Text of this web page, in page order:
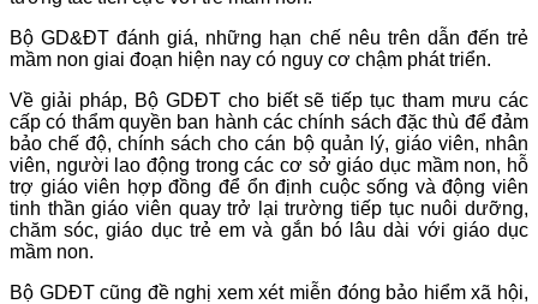
Bộ GD&ĐT đánh giá, những hạn chế nêu trên dẫn đến trẻ
mầm non giai đoạn hiện nay có nguy cơ chậm phát triển.
Về giải pháp, Bộ GDĐT cho biết sẽ tiếp tục tham mưu các
cấp có thẩm quyền ban hành các chính sách đặc thù để đảm
bảo chế độ, chính sách cho cán bộ quản lý, giáo viên, nhân
viên, người lao động trong các cơ sở giáo dục mầm non, hỗ
trợ giáo viên hợp đồng để ổn định cuộc sống và động viên
tinh thần giáo viên quay trở lại trường tiếp tục nuôi dưỡng,
chăm sóc, giáo dục trẻ em và gắn bó lâu dài với giáo dục
mầm non.
Bộ GDĐT cũng đề nghị xem xét miễn đóng bảo hiểm xã hội,